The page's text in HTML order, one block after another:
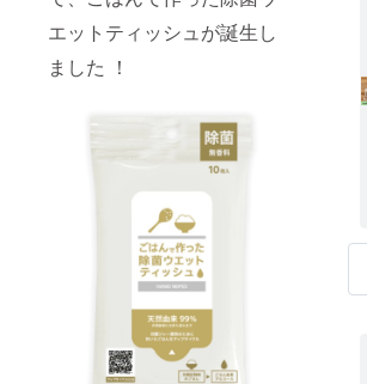
エットティッシュが誕生し
ました ！